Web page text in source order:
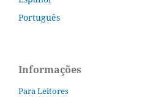
Português
Informações
Para Leitores